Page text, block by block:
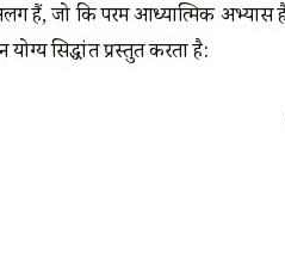
हैं, जो कि परम आध्यात्मिक अभ्यास
योग्य सिद्धांत प्रस्तुत करता है: